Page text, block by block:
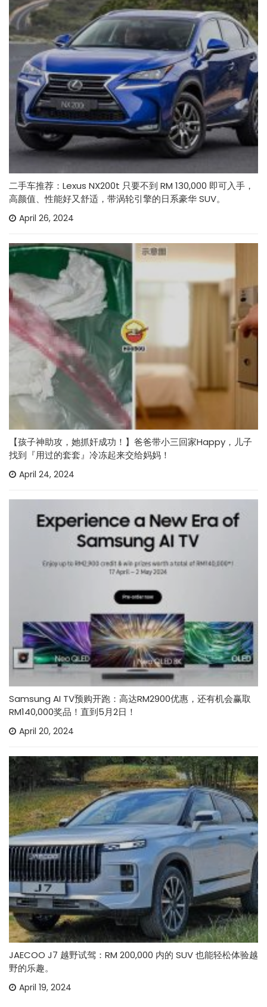
二手车推荐：Lexus NX200t 只要不到 RM 130,000 即可入手，
高颜值、性能好又舒适，带涡轮引擎的日系豪华 SUV。
April 26, 2024
【孩子神助攻，她抓奸成功！】爸爸带小三回家Happy，儿子
找到『用过的套套』冷冻起来交给妈妈！
April 24, 2024
Samsung AI TV预购开跑：高达RM2900优惠，还有机会赢取
RM140,000奖品！直到5月2日！
April 20, 2024
JAECOO J7 越野试驾：RM 200,000 内的 SUV 也能轻松体验越
野的乐趣。
April 19, 2024